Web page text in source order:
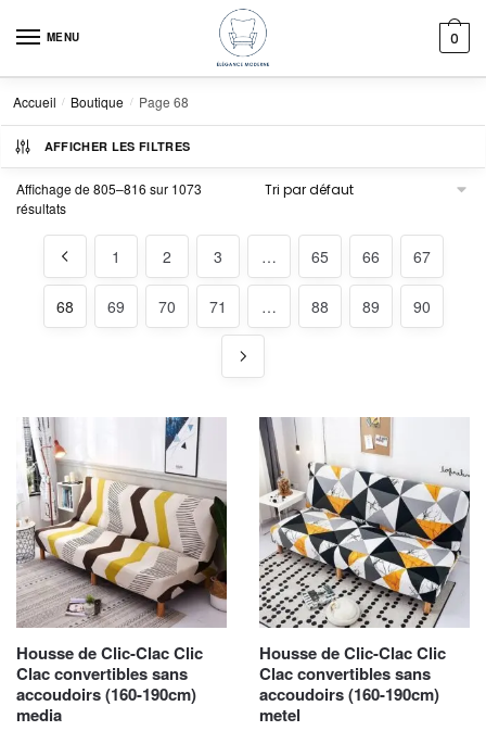
MENU 0
Accueil / Boutique / Page 68
AFFICHER LES FILTRES
Affichage de 805–816 sur 1073
résultats
1 2 3 … 65 66 67
68 69 70 71 … 88 89 90
Housse de Clic-Clac Clic
Clac convertibles sans
accoudoirs (160-190cm)
media
Housse de Clic-Clac Clic
Clac convertibles sans
accoudoirs (160-190cm)
metel